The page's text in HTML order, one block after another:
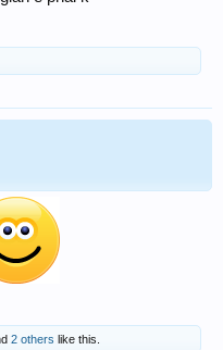
2 others like this.